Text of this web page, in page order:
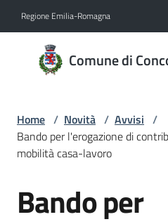
Regione Emilia-Romagna
Comune di
Comune
di
Amministrazione
Novità
Menu selezionato
Home / Novità / Avvisi /
Bando per l'erogazione di
mobilità casa-lavoro
Salta al contenuto
Bando per